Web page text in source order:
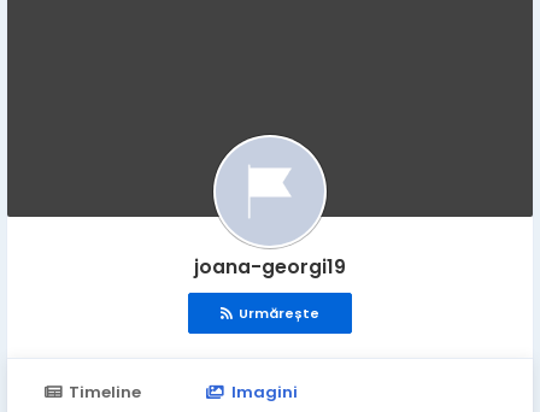
joana-georgi19
Urmărește
Timeline Imagini